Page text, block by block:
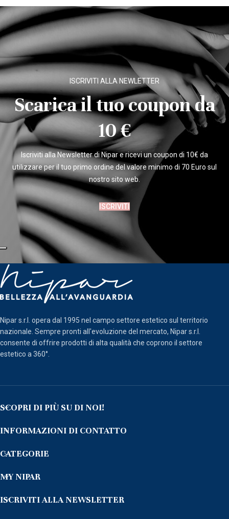
ISCRIVITI ALLA NEWLETTER
Scarica il tuo coupon da
10 €
Iscriviti alla Newsletter di Nipar e ricevi un coupon di 10€ da
utilizzare per il tuo primo ordine del valore minimo di 70 Euro sul
nostro sito web.
ISCRIVITI
Nipar s.r.l. opera dal 1995 nel campo settore estetico sul territorio
nazionale. Sempre pronti all'evoluzione del mercato, Nipar s.r.l.
consente di offrire prodotti di alta qualità che coprono il settore
estetico a 360°.
SCOPRI DI PIÙ SU DI NOI!
INFORMAZIONI DI CONTATTO
CATEGORIE
MY NIPAR
ISCRIVITI ALLA NEWSLETTER